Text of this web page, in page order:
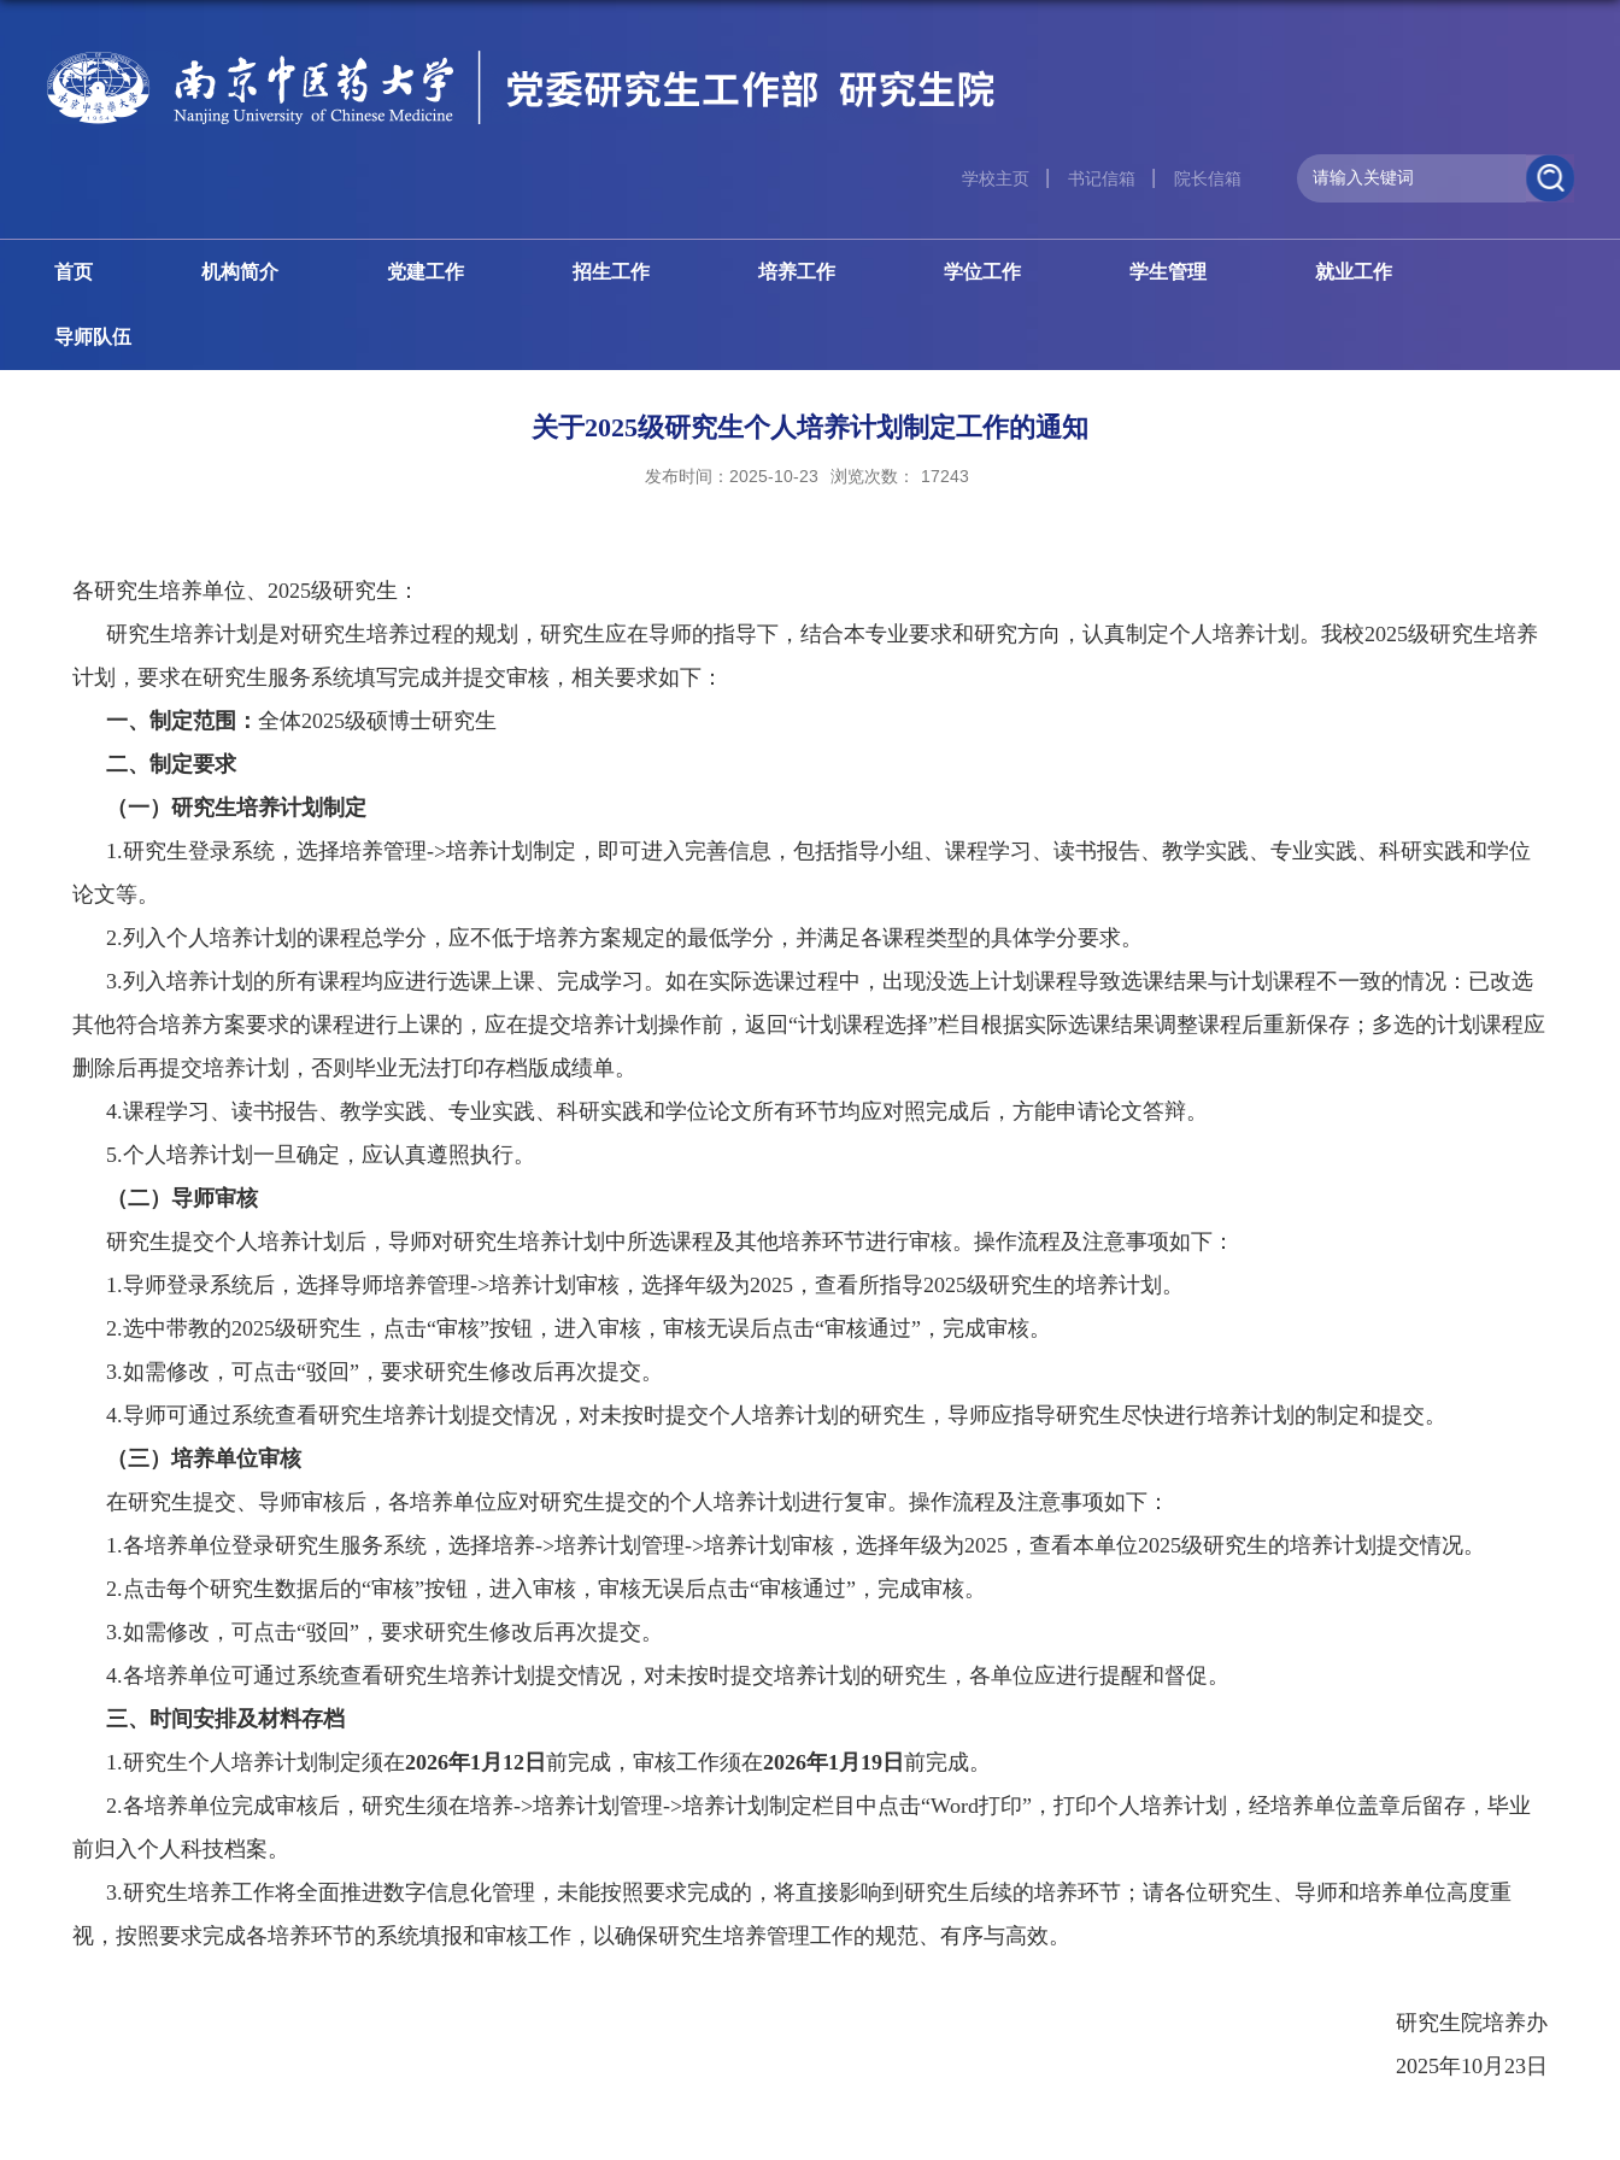
学校主页 书记信箱 院长信箱
首页 机构简介 党建工作 招生工作 培养工作 学位工作 学生管理 就业工作
导师队伍
关于2025级研究生个人培养计划制定工作的通知
发布时间：2025-10-23 浏览次数： 17243
各研究生培养单位、 2025级研究生：
研究生培养计划是对研究生培养过程的规划，研究生应在导师的指导下，结合本专业要求和研究方向，认真制定个人培养计划。我校2025级研究生培养
计划，要求在研究生服务系统填写完成并提交审核，相关要求如下：
一、制定范围： 全体2025级硕博士研究生
二、制定要求
（一）研究生培养计划制定
1.研究生登录系统，选择培养管理->培养计划制定，即可进入完善信息，包括指导小组、课程学习、读书报告、教学实践、专业实践、科研实践和学位
论文等。
2.列入个人培养计划的课程总学分，应不低于培养方案规定的最低学分，并满足各课程类型的具体学分要求。
3.列入培养计划的所有课程均应进行选课上课、完成学习。如在实际选课过程中，出现没选上计划课程导致选课结果与计划课程不一致的情况：已改选
其他符合培养方案要求的课程进行上课的，应在提交培养计划操作前，返回“计划课程选择”栏目根据实际选课结果调整课程后重新保存；多选的计划课程应
删除后再提交培养计划，否则毕业无法打印存档版成绩单。
4.课程学习、读书报告、教学实践、专业实践、科研实践和学位论文所有环节均应对照完成后，方能申请论文答辩。
5.个人培养计划一旦确定，应认真遵照执行。
（二）导师审核
研究生提交个人培养计划后，导师对研究生培养计划中所选课程及其他培养环节进行审核。操作流程及注意事项如下：
1.导师登录系统后，选择导师培养管理->培养计划审核，选择年级为2025，查看所指导2025级研究生的培养计划。
2.选中带教的2025级研究生，点击“审核”按钮，进入审核，审核无误后点击“审核通过”，完成审核。
3.如需修改，可点击“驳回”，要求研究生修改后再次提交。
4.导师可通过系统查看研究生培养计划提交情况，对未按时提交个人培养计划的研究生，导师应指导研究生尽快进行培养计划的制定和提交。
（三）培养单位审核
在研究生提交、导师审核后，各培养单位应对研究生提交的个人培养计划进行复审。操作流程及注意事项如下：
1.各培养单位登录研究生服务系统，选择培养->培养计划管理->培养计划审核，选择年级为2025，查看本单位2025级研究生的培养计划提交情况。
2.点击每个研究生数据后的“审核”按钮，进入审核，审核无误后点击“审核通过”，完成审核。
3.如需修改，可点击“驳回”，要求研究生修改后再次提交。
4.各培养单位可通过系统查看研究生培养计划提交情况，对未按时提交培养计划的研究生，各单位应进行提醒和督促。
三、时间安排及材料存档
1.研究生个人培养计划制定须在2026年1月 12日 前完成，审核工作须在2026年1月 19日 前完成。
2.各培养单位完成审核后，研究生须在培养->培养计划管理->培养计划制定栏目中点击“Word打印”，打印个人培养计划，经培养单位盖章后留存，毕业
前归入个人科技档案。
3.研究生培养工作将全面推进数字信息化管理，未能按照要求完成的，将直接影响到研究生后续的培养环节；请各位研究生、导师和培养单位高度重
视，按照要求完成各培养环节的系统填报和审核工作，以确保研究生培养管理工作的规范、有序与高效。
研究生院培养办
2025年10月 23 日